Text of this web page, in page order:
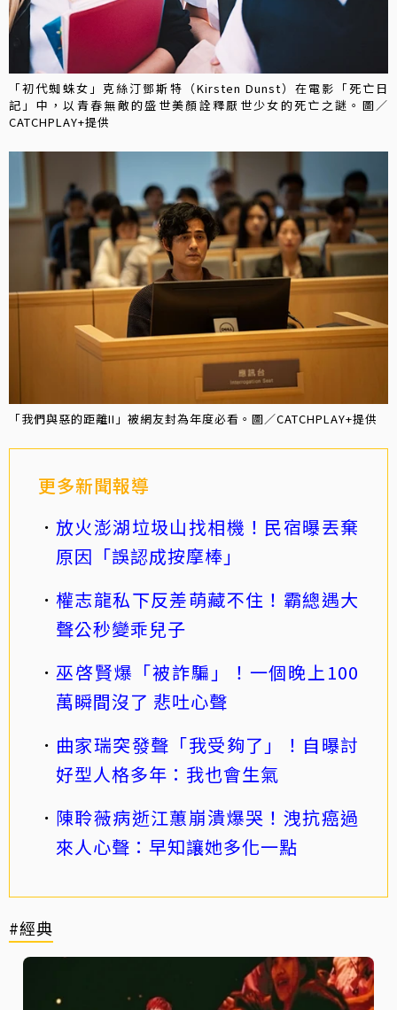
「初代蜘蛛女」克絲汀鄧斯特（Kirsten Dunst）在電影「死亡日
記」中，以青春無敵的盛世美顏詮釋厭世少女的死亡之謎。圖／
CATCHPLAY+提供
「我們與惡的距離II」被網友封為年度必看。圖／CATCHPLAY+提供
更多新聞報導
放火澎湖垃圾山找相機！民宿曝丟棄
原因「誤認成按摩棒」
權志龍私下反差萌藏不住！霸總遇大
聲公秒變乖兒子
巫啓賢爆「被詐騙」！一個晚上100
萬瞬間沒了 悲吐心聲
曲家瑞突發聲「我受夠了」！自曝討
好型人格多年：我也會生氣
陳聆薇病逝江蕙崩潰爆哭！洩抗癌過
來人心聲：早知讓她多化一點
#經典